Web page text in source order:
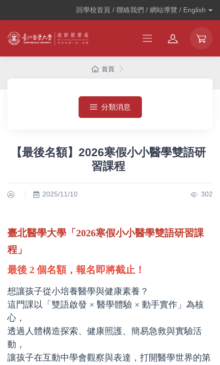
回學校首頁 / 聯絡我們 / 網站導覽 / English
首頁
分類消息
【最後名額】2026寒假小小醫學雙語研
習課程
2025/11/10 302
臺北醫學大學「2026寒假小小醫學雙語研習課
程」
最後 2 個名額，報名即將截止！
想讓孩子從小培養醫學與健康素養？
這門課以「雙語啟發 × 醫學體驗 × 動手實作」為核
心，
透過人體構造探索、健康照護、簡易急救與實驗活
動，
讓孩子在互動中學會觀察與表達，打開醫學世界的第